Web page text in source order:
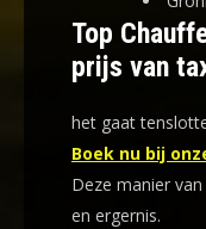
Top
prijs van
het gaat
Boek nu bij
Deze manier
en ergernis.